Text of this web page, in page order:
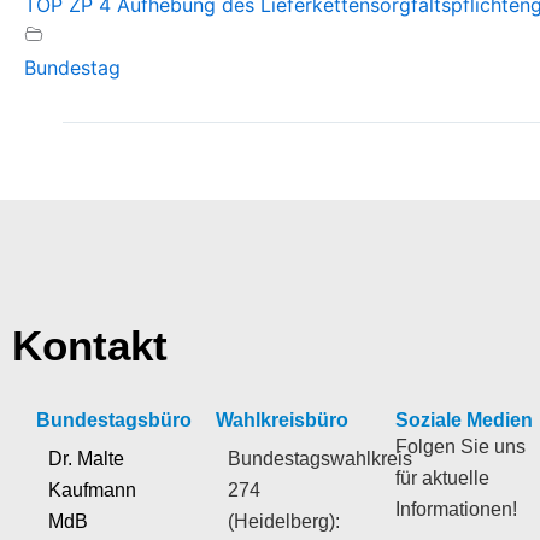
TOP ZP 4 Aufhebung des
Bundestag
Kontakt
Bundestagsbüro
Dr. Malte
Kaufmann
MdB
Wahlkreisbüro
Bundestagswahlkreis
274
(Heidelberg):
Soziale Medien
Folgen Sie uns
für aktuelle
Informationen!